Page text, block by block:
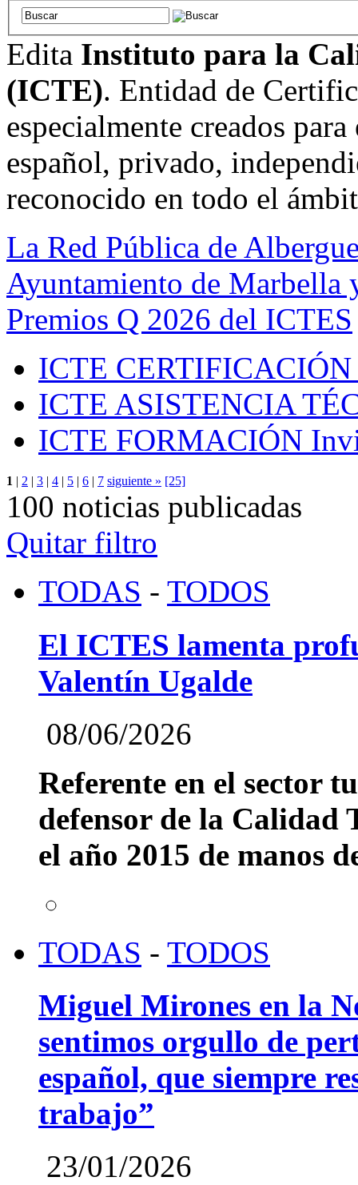
Edita Instituto para la
(ICTE). Entidad de
especialmente creados
español, privado,
reconocido en todo el
La Red Pública de
Ayuntamiento de Marbella
Premios Q 2026 del ICTES
ICTE CERTIFICACIÓN
ICTE ASISTENCIA
ICTE FORMACIÓN
1 | 2 | 3 | 4 | 5 | 6 | 7 siguiente » [25]
100 noticias publicadas
Quitar filtro
TODAS - TODOS
El ICTES lamenta
Valentín Ugalde
08/06/2026
Referente en el sector
defensor de la Calidad
el año 2015 de manos
TODAS - TODOS
Miguel Mirones en la
sentimos orgullo de
español, que siempre
trabajo”
23/01/2026